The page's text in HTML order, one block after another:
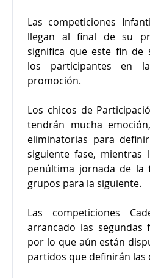
Las competiciones
llegan al final de su
significa que este fin de
los participantes en
promoción.
Los chicos de
tendrán mucha
eliminatorias para
siguiente fase, mientras
penúltima jornada de la
grupos para la siguiente.
Las competiciones
arrancado las segundas
por lo que aún están
partidos que definirán las